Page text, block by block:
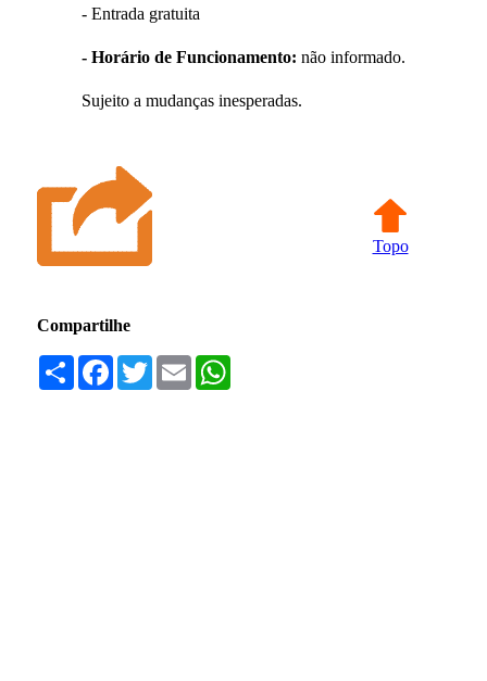
- Entrada gratuita
- Horário de Funcionamento: não informado.
Sujeito a mudanças inesperadas.
Topo
Compartilhe
Compartilhar
Facebook
TwitterEmail